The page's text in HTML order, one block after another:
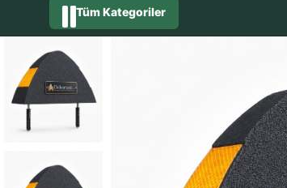
Tüm Kategoriler